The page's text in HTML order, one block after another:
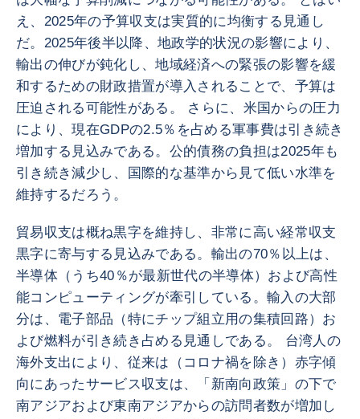
え、2025年の予算収支は実質的に均衡する見通し
だ。2025年後半以降、地政学的状況の影響により、
輸出の伸びが鈍化し、地域経済への緊張の影響を緩
和するための財政措置が導入されることで、予算は
圧迫される可能性がある。 さらに、米国からの圧力
により、現在GDPの2.5％を占める軍事費は引き続き
増加する見込みである。公的債務の負担は2025年も
引き続き減少し、国際的な基準から見て低い水準を
維持するだろう。
貿易収支は概ね黒字を維持し、非常に高い経常収支
黒字に寄与する見込みである。輸出の70％以上は、
半導体（うち40％が最新世代の半導体）および高性
能コンピューティングが牽引している。輸入の大部
分は、電子部品（特にチップ組立用の集積回路）お
よび燃料が引き続き占める見通しである。 台湾人の
海外支出により、従来は（コロナ禍を除き）赤字傾
向にあったサービス収支は、「新南向政策」の下で
南アジアおよび東南アジアからの訪問者数が増加し